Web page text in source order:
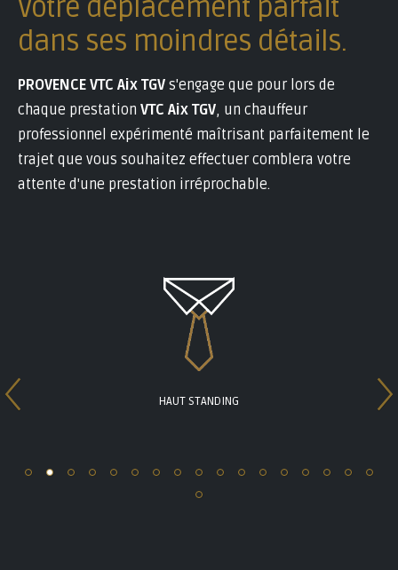
Votre déplacement parfait
dans ses moindres détails.
PROVENCE VTC Aix TGV s'engage que pour lors de
chaque prestation VTC Aix TGV, un chauffeur
professionnel expérimenté maîtrisant parfaitement le
trajet que vous souhaitez effectuer comblera votre
attente d'une prestation irréprochable.
Previous Slide